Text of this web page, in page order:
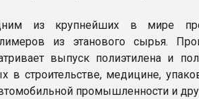
из крупнейших в мире
из этанового сырья.
выпуск полиэтилена и
в строительстве, медицине,
промышленности и